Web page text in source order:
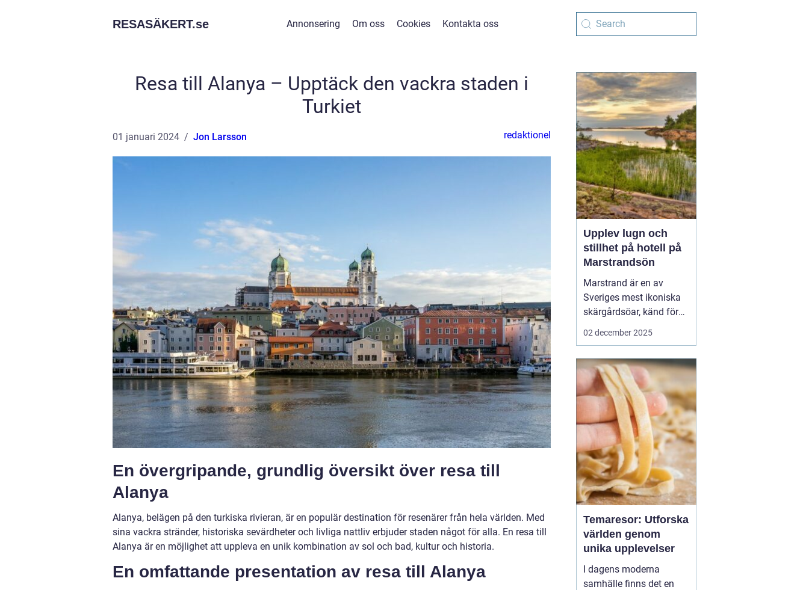
RESASÄKERT.se Annonsering Om oss Cookies Kontakta oss
Resa till Alanya – Upptäck den vackra staden i
Turkiet
01 januari 2024 Jon Larsson redaktionel
En övergripande, grundlig översikt över resa till
Alanya
Alanya, belägen på den turkiska rivieran, är en populär destination för resenärer från hela världen. Med
sina vackra stränder, historiska sevärdheter och livliga nattliv erbjuder staden något för alla. En resa till
Alanya är en möjlighet att uppleva en unik kombination av sol och bad, kultur och historia.
En omfattande presentation av resa till Alanya
Upplev lugn och
stillhet på hotell på
Marstrandsön
Marstrand är en av
Sveriges mest ikoniska
skärgårdsöar, känd för
sin rika historia,
i närheten av Göteborg,
erbjuder Marstrand en
perfekt tillflykts...
02 december 2025
Temaresor: Utforska
världen genom
unika upplevelser
I dagens moderna
samhälle finns det en